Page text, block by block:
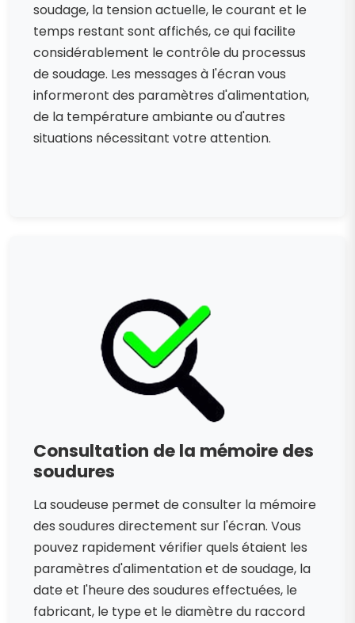
soudage, la tension actuelle, le courant et le
temps restant sont affichés, ce qui facilite
considérablement le contrôle du processus
de soudage. Les messages à l'écran vous
informeront des paramètres d'alimentation,
de la température ambiante ou d'autres
situations nécessitant votre attention.
Consultation de la mémoire des
soudures
La soudeuse permet de consulter la mémoire
des soudures directement sur l'écran. Vous
pouvez rapidement vérifier quels étaient les
paramètres d'alimentation et de soudage, la
date et l'heure des soudures effectuées, le
fabricant, le type et le diamètre du raccord